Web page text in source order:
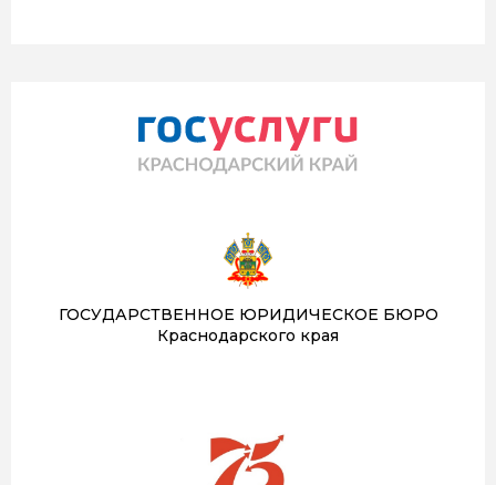
ГОСУДАРСТВЕННОЕ ЮРИДИЧЕСКОЕ БЮРО
Краснодарского края